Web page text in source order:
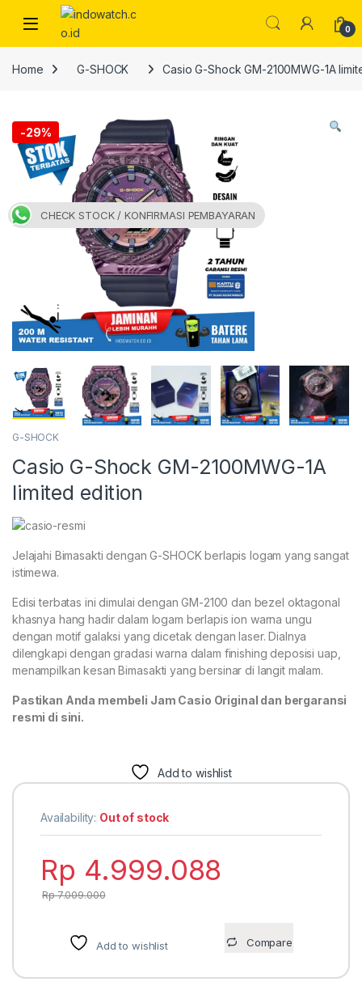
Skip to navigation
Skip to content
Open 0
Home G-SHOCK Casio G-Shock GM-2100MWG-1A
-29%
G-SHOCK
Casio G-Shock GM-2100MWG-1A
limited edition
Jelajahi Bimasakti dengan G-SHOCK berlapis logam yang sangat
istimewa.
Edisi terbatas ini dimulai dengan GM-2100 dan bezel oktagonal
khasnya hang hadir dalam logam berlapis ion warna ungu
dengan motif galaksi yang dicetak dengan laser. Dialnya
dilengkapi dengan gradasi warna dalam finishing deposisi uap,
menampilkan kesan Bimasakti yang bersinar di langit malam.
Pastikan Anda membeli Jam Casio Original dan bergaransi
resmi di sini.
Add to wishlist
Availability: Out of stock
Rp 4.999.088
Rp7.009.000
Add to wishlist Compare
CHECK STOCK / KONFIRMASI PEMBAYARAN